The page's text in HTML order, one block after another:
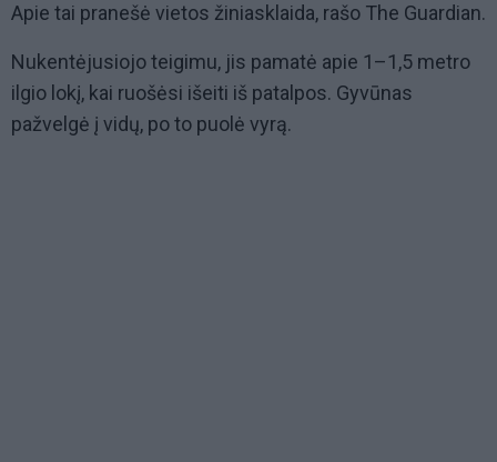
Apie tai pranešė vietos žiniasklaida, rašo The Guardian.
Nukentėjusiojo teigimu, jis pamatė apie 1–1,5 metro
ilgio lokį, kai ruošėsi išeiti iš patalpos. Gyvūnas
pažvelgė į vidų, po to puolė vyrą.